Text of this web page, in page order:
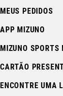
MEUS PEDIDOS
APP MIZUNO
MIZUNO SPORTS
CARTÃO
ENCONTRE UMA